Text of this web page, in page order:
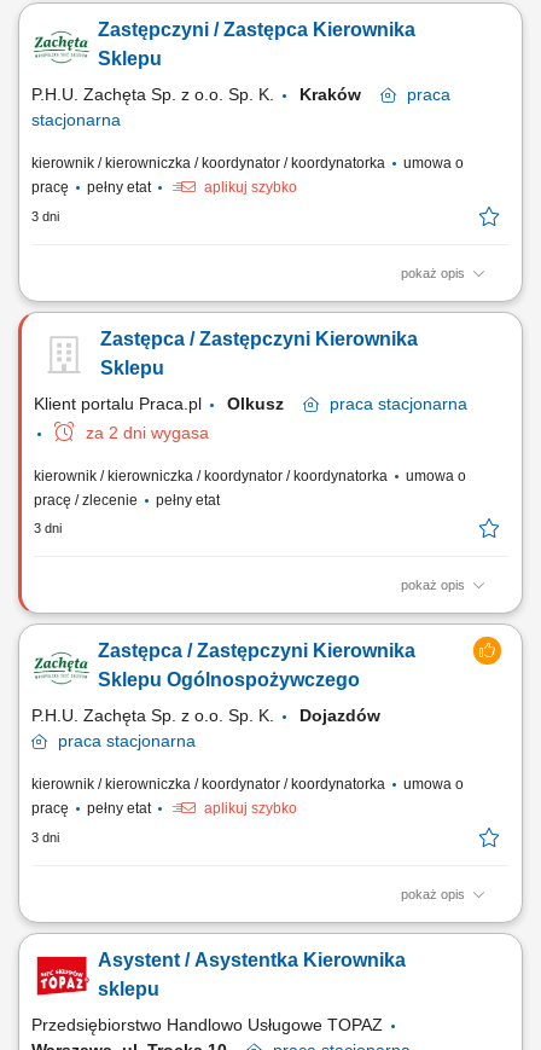
towarów oraz utrzymania odpowiednich standardów jakości.
Kontrolowanie dokumentacji sklepowej, rozliczeń i raportów.
Zastępczyni / Zastępca Kierownika
Sklepu
P.H.U. Zachęta Sp. z o.o. Sp. K. Kraków
praca
stacjonarna
kierownik / kierowniczka / koordynator / koordynatorka
umowa o
pracę
pełny etat aplikuj szybko
3 dni
pokaż opis
Polska Sieć Handlowa Lewiatan (sklepy Zachęta oraz Koral) poszukuje
naszego zespołu. Jeśli lubisz kontakt z ludźmi, zależy Ci na stabilnej
pracy i chcesz współtworzyć przyjazną atmosferę w tradycyjnym,
Zastępca / Zastępczyni Kierownika
Sklepu
Klient portalu Praca.pl Olkusz praca stacjonarna
za 2 dni wygasa
kierownik / kierowniczka / koordynator / koordynatorka
umowa o
pracę / zlecenie
pełny etat
3 dni
pokaż opis
Wsparcie Kierownika Sklepu w codziennym zarządzaniu placówką.
Planowanie pracy zespołu oraz nadzorowanie realizacji powierzonych
zadań. Dbanie o przestrzeganie standardów sieci, organizację pracy i
estetykę sklepu. Współudział w realizacji celów sprzedażowych oraz
Zastępca / Zastępczyni Kierownika
Sklepu Ogólnospożywczego
P.H.U. Zachęta Sp. z o.o. Sp. K.
Dojazdów
praca stacjonarna
kierownik / kierowniczka / koordynator / koordynatorka
umowa o
pracę
pełny etat aplikuj szybko
3 dni
pokaż opis
Twój zakres obowiązków: Organizacja codziennej pracy zespołu i
zamówieniami, dbanie o właściwą ekspozycję, świeżość asortymentu
oraz realizację wytycznych Działu Handlowego. Nadzór nad
Asystent / Asystentka Kierownika
sklepu
Przedsiębiorstwo Handlowo Usługowe TOPAZ